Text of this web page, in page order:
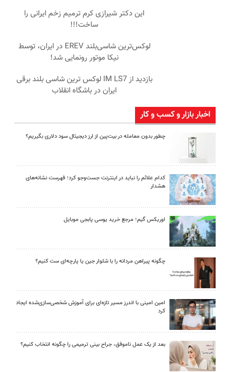
این دکتر شیرازی کرم ترمیم زخم ایرانی را
ساخت!!!
لوکس‌ترین شاسی‌بلند EREV در ایران، توسط
نیکا موتور رونمایی شد!
بازدید از IM LS7 لوکس ترین شاسی بلند برقی
ایران در باشگاه انقلاب
اخبار بازار و کسب و کار
چطور بدون معامله در بیت‌پین از ارز دیجیتال سود دلاری بگیریم؟
کدام علائم را نباید در اینترنت جست‌وجو کرد؛ فهرست نشانه‌های
هشدار
اوریکس گیم؛ مرجع خرید یوسی پابجی موبایل
چگونه پیراهن مردانه را با شلوار جین یا پارچه‌ای ست کنیم؟
امین امینی با اندرز مسیر تازه‌ای برای آموزش شخصی‌سازی‌شده ایجاد
کرد
بعد از یک عمل ناموفق، جراح بینی ترمیمی را چگونه انتخاب کنیم؟